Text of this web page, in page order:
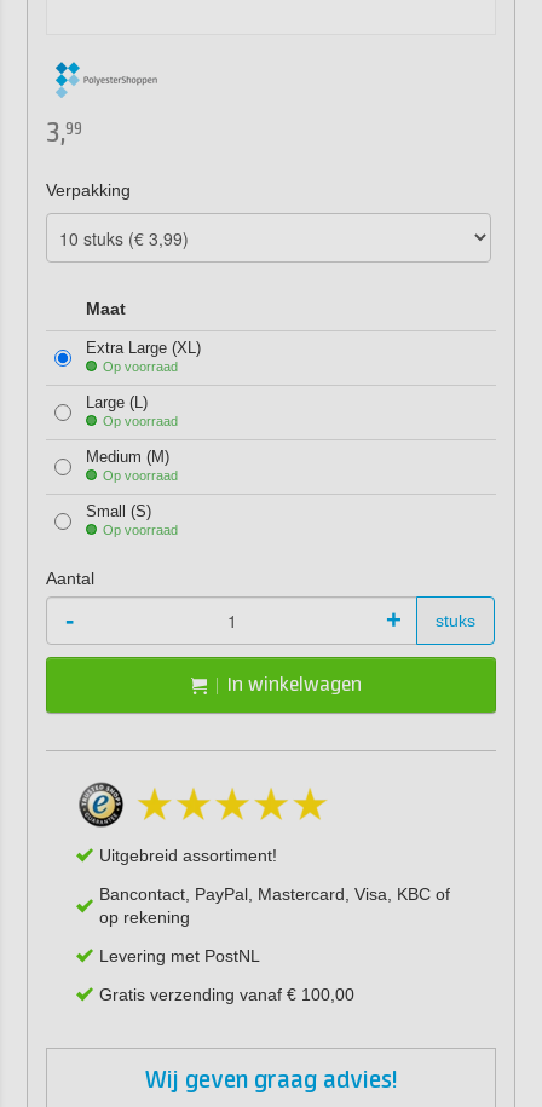
3,99
Verpakking
Maat
Extra Large (XL)
Op voorraad
Large (L)
Op voorraad
Medium (M)
Op voorraad
Small (S)
Op voorraad
Aantal
- + stuks
In winkelwagen
Uitgebreid assortiment!
Bancontact, PayPal, Mastercard, Visa, KBC of
op rekening
Levering met PostNL
Gratis verzending vanaf € 100,00
Wij geven graag advies!